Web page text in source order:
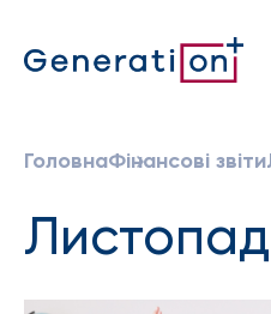
ГоловнаФінансові звіти
Листопад